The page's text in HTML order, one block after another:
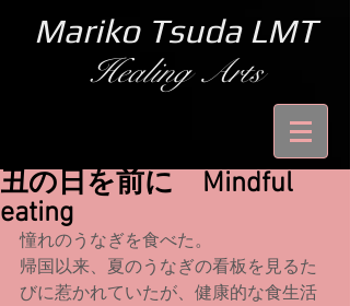
Mariko Tsuda LMT
Healing Arts
丑の日を前に Mindful
eating
憧れのうなぎを食べた。
帰国以来、夏のうなぎの看板を見るた
びに惹かれていたが、健康的な食生活